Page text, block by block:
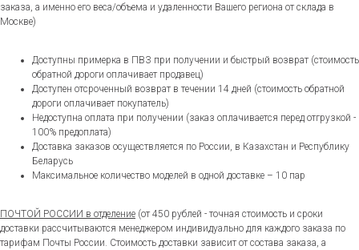
заказа, а именно его веса/объема и удаленности Вашего региона от склада в
Москве)
Доступны примерка в ПВЗ при получении и быстрый возврат (стоимость
обратной дороги оплачивает продавец)
Доступен отсроченный возврат в течении 14 дней (стоимость обратной
дороги оплачивает покупатель)
Недоступна оплата при получении (заказ оплачивается перед отгрузкой -
100% предоплата)
Доставка заказов осуществляется по России, в Казахстан и Республику
Беларусь
Максимальное количество моделей в одной доставке – 10 пар
ПОЧТОЙ РОССИИ в отделение (от 450 рублей - точная стоимость и сроки
доставки рассчитываются менеджером индивидуально для каждого заказа по
тарифам Почты России. Стоимость доставки зависит от состава заказа, а